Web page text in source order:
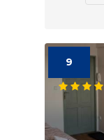
9